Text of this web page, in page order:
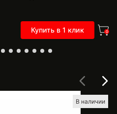
Купить в 1 клик 0
В наличии